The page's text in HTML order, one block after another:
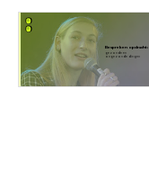
Bespreken opdracht:
gezonde en
ongezonde dingen